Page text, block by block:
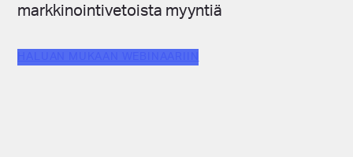
markkinointivetoista myyntiä